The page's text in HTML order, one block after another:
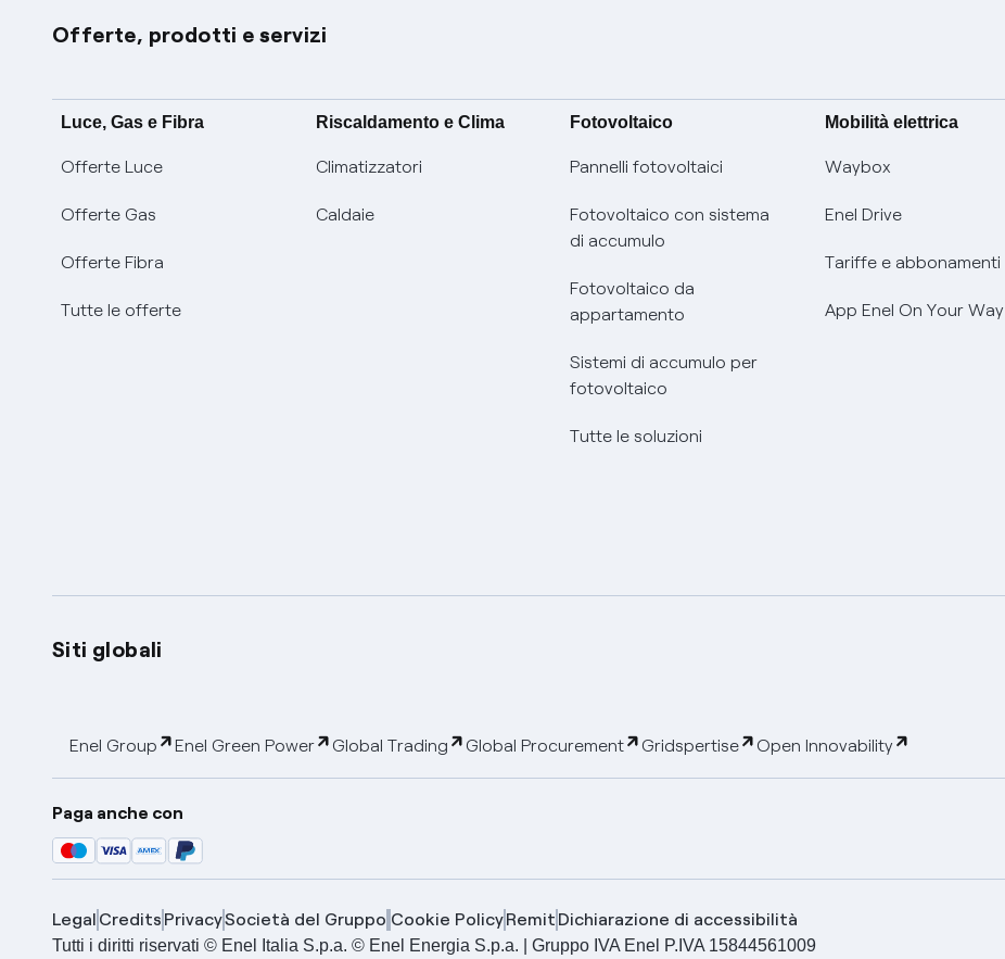
Offerte, prodotti e servizi
Luce, Gas e Fibra
Offerte Luce
Offerte Gas
Offerte Fibra
Tutte le offerte
Riscaldamento e Clima
Climatizzatori
Caldaie
Fotovoltaico
Pannelli fotovoltaici
Fotovoltaico con sistema
di accumulo
Fotovoltaico da
appartamento
Sistemi di accumulo per
fotovoltaico
Tutte le soluzioni
Mobilità elettrica
Waybox
Enel Drive
Tariffe e abbonamenti
App Enel On Your Way
Siti globali
Enel Group Enel Green Power Global Trading Global Procurement Gridspertise Open Innovability
Paga anche con
Legal Credits PrivacySocietà del Gruppo Cookie PolicyRemit Dichiarazione di accessibilità
Tutti i diritti riservati © Enel Italia S.p.a. © Enel Energia S.p.a. | Gruppo IVA Enel P.IVA 15844561009